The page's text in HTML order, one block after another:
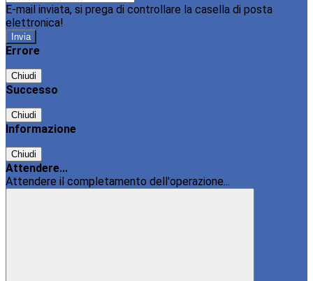
E-mail inviata, si prega di controllare la casella di posta
elettronica!
Errore
Chiudi
Successo
Chiudi
Informazione
Chiudi
Attendere...
Attendere il completamento dell'operazione...